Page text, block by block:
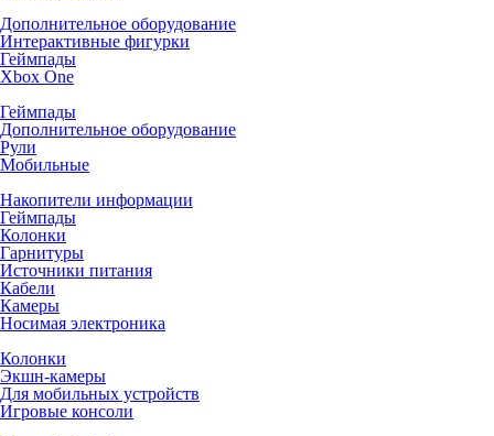
Дополнительное оборудование
Интерактивные фигурки
Геймпады
Xbox One
Геймпады
Дополнительное оборудование
Рули
Мобильные
Накопители информации
Геймпады
Колонки
Гарнитуры
Источники питания
Кабели
Камеры
Носимая электроника
Колонки
Экшн-камеры
Для мобильных устройств
Игровые консоли